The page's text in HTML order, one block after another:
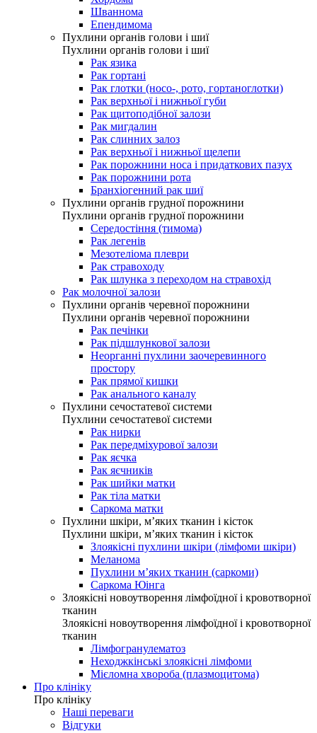
Шваннома
Епендимома
Пухлини органів голови і шиї
Пухлини органів голови і шиї
Рак язика
Рак гортані
Рак глотки (носо-, рото, гортаноглотки)
Рак верхньої і нижньої губи
Рак щитоподібної залози
Рак мигдалин
Рак слинних залоз
Рак верхньої і нижньої щелепи
Рак порожнини носа і придаткових пазух
Рак порожнини рота
Бранхіогенний рак шиї
Пухлини органів грудної порожнини
Пухлини органів грудної порожнини
Середостіння (тимома)
Рак легенів
Мезотеліома плеври
Рак стравоходу
Рак шлунка з переходом на стравохід
Рак молочної залози
Пухлини органів черевної порожнини
Пухлини органів черевної порожнини
Рак печінки
Рак підшлункової залози
Неорганні пухлини заочеревинного
простору
Рак прямої кишки
Рак анального каналу
Пухлини сечостатевої системи
Пухлини сечостатевої системи
Рак нирки
Рак передміхурової залози
Рак яєчка
Рак яєчників
Рак шийки матки
Рак тіла матки
Саркома матки
Пухлини шкіри, м’яких тканин і кісток
Пухлини шкіри, м’яких тканин і кісток
Злоякісні пухлини шкіри (лімфоми шкіри)
Меланома
Пухлини м’яких тканин (саркоми)
Саркома Юінга
Злоякісні новоутворення лімфоїдної і кровотворної
тканин
Злоякісні новоутворення лімфоїдної і кровотворної
тканин
Лімфогранулематоз
Неходжкінські злоякісні лімфоми
Мієломна хвороба (плазмоцитома)
Про клініку
Про клініку
Наші переваги
Відгуки